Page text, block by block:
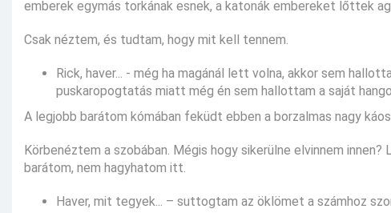
emberek egymás torkának esnek, a katonák embereket lőttek
Csak néztem, és tudtam, hogy mit kell tennem.
Rick, haver... - még ha magánál lett volna, akkor sem
puskaropogtatás miatt még én sem hallottam a saját
A legjobb barátom kómában feküdt ebben a borzalmas nagy
Körbenéztem a szobában. Mégis hogy sikerülne elvinnem
barátom, nem hagyhatom itt.
Haver, mit tegyek... – suttogtam az öklömet a számhoz